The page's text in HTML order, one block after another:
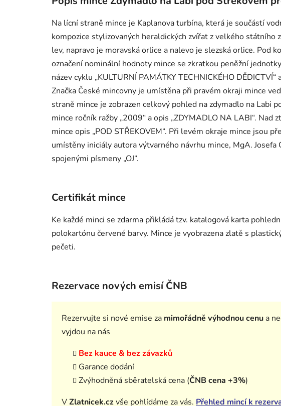
Na lícní straně mince je Kaplanova turbína, která je součástí
kompozice stylizovaných heraldických zvířat z velkého státního
lev, napravo je moravská orlice a nalevo je slezská orlice. Pod
označení nominální hodnoty mince se zkratkou peněžní
název cyklu „KULTURNÍ PAMÁTKY TECHNICKÉHO DĚDICTVÍ“
Značka České mincovny je umístěna při pravém okraji mince
straně mince je zobrazen celkový pohled na zdymadlo na Labi
mince ročník ražby „2009“ a opis „ZDYMADLO NA LABI“. Nad
mince opis „POD STŘEKOVEM“. Při levém okraje mince jsou
umístěny iniciály autora výtvarného návrhu mince, MgA.
spojenými písmeny „OJ“.
Certifikát mince
Ke každé minci se zdarma přikládá tzv. katalogová karta
polokartónu červené barvy. Mince je vyobrazena zlatě s
pečeti.
Rezervace nových emisí ČNB
Rezervujte si nové emise za mimořádně výhodnou cenu a
vyjdou na nás
Bez kauce & bez závazků
Garance dodání
Zvýhodněná sběratelská cena (ČNB cena +3%)
VZlatnicek.czvše pohlídáme za vás. Přehled mincí k